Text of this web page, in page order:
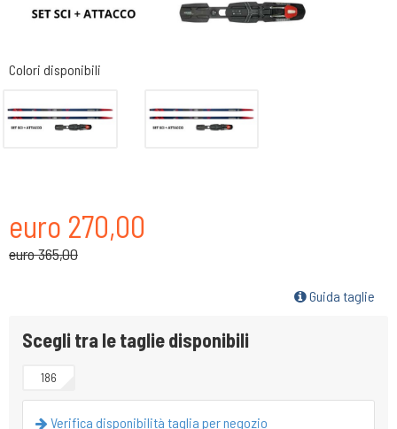
Colori disponibili
euro 270,00
euro 365,00
Guida taglie
Scegli tra le taglie disponibili
186
Verifica disponibilità taglia per negozio